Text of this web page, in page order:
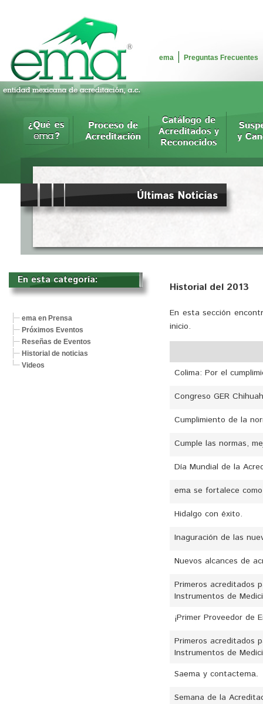
ema Preguntas Frecuentes
Historial del 2013
En esta sección
inicio.
Colima: Por el
Congreso GER
Cumplimiento de la
Cumple las normas,
Día Mundial de la
ema se fortalece
Hidalgo con éxito.
Inaguración de las
Nuevos alcances de
Primeros acreditados
Instrumentos de
¡Primer Proveedor de
Primeros acreditados
Instrumentos de
Saema y contactema.
Semana de la
En esta categoría:
ema en Prensa
Próximos Eventos
Reseñas de Eventos
Historial de noticias
Videos